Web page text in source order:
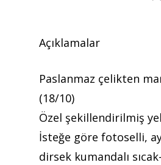
Açıklamalar
Paslanmaz çelikten
(18/10)
Özel şekillendirilmiş
İsteğe göre fotoselli,
dirsek kumandalı